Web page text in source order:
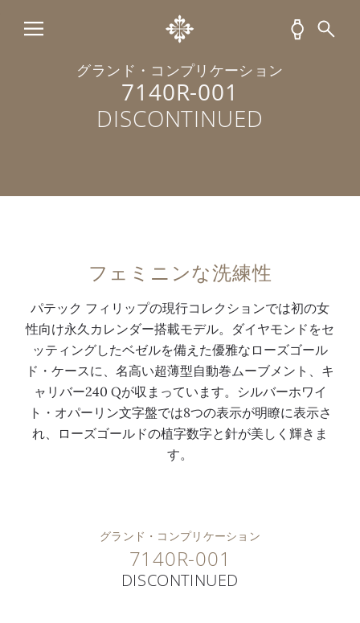
グランド・コンプリケーション
7140R-001
DISCONTINUED
フェミニンな洗練性
パテック フィリップの現行コレクションでは初の女
性向け永久カレンダー搭載モデル。ダイヤモンドをセ
ッティングしたベゼルを備えた優雅なローズゴール
ド・ケースに、名高い超薄型自動巻ムーブメント、キ
ャリバー240 Qが収まっています。シルバーホワイ
ト・オパーリン文字盤では8つの表示が明瞭に表示さ
れ、ローズゴールドの植字数字と針が美しく輝きま
す。
グランド・コンプリケーション
7140R-001
DISCONTINUED